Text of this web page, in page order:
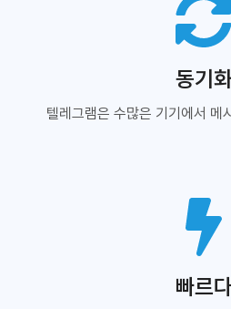
동기
텔레그램은 수많은 기기에서 메
빠르